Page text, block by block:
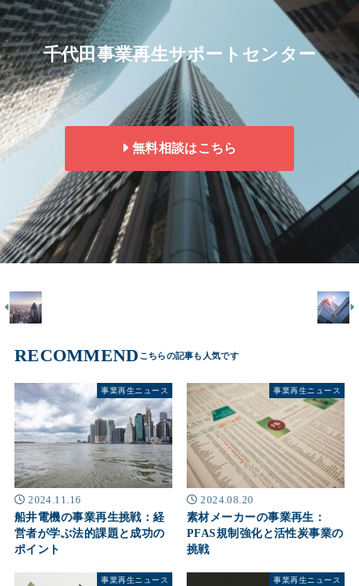
千代田事業再生サポートセンター
無料相談はこちら
RECOMMEND
事業再生ニュース
2024.11.16
船井電機の事業再生挑戦：経
営者が学ぶ法的課題と成功の
ポイント
事業再生ニュース
2024.08.20
素材メーカーの事業再生：
PFAS規制強化と活性炭事業の
挑戦
事業再生ニュース 事業再生ニュース